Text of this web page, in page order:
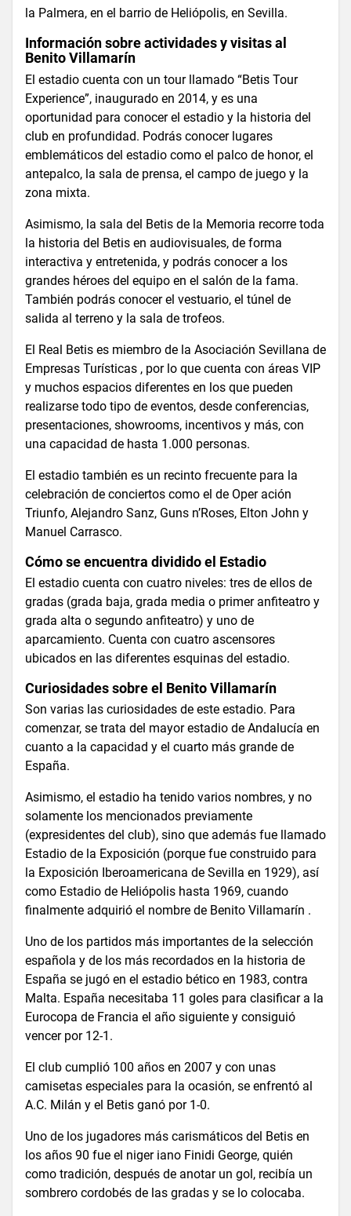
la Palmera, en el barrio de Heliópolis, en Sevilla.
Información sobre actividades y visitas al
Benito Villamarín
El estadio cuenta con un tour llamado “Betis Tour
Experience”, inaugurado en 2014, y es una
oportunidad para conocer el estadio y la historia del
club en profundidad. Podrás conocer lugares
emblemáticos del estadio como el palco de honor, el
antepalco, la sala de prensa, el campo de juego y la
zona mixta.
Asimismo, la sala del Betis de la Memoria recorre toda
la historia del Betis en audiovisuales, de forma
interactiva y entretenida, y podrás conocer a los
grandes héroes del equipo en el salón de la fama.
También podrás conocer el vestuario, el túnel de
salida al terreno y la sala de trofeos.
El Real Betis es miembro de la Asociación Sevillana de
Empresas Turísticas , por lo que cuenta con áreas VIP
y muchos espacios diferentes en los que pueden
realizarse todo tipo de eventos, desde conferencias,
presentaciones, showrooms, incentivos y más, con
una capacidad de hasta 1.000 personas.
El estadio también es un recinto frecuente para la
celebración de conciertos como el de Oper ación
Triunfo, Alejandro Sanz, Guns n’Roses, Elton John y
Manuel Carrasco.
Cómo se encuentra dividido el Estadio
El estadio cuenta con cuatro niveles: tres de ellos de
gradas (grada baja, grada media o primer anfiteatro y
grada alta o segundo anfiteatro) y uno de
aparcamiento. Cuenta con cuatro ascensores
ubicados en las diferentes esquinas del estadio.
Curiosidades sobre el Benito Villamarín
Son varias las curiosidades de este estadio. Para
comenzar, se trata del mayor estadio de Andalucía en
cuanto a la capacidad y el cuarto más grande de
España.
Asimismo, el estadio ha tenido varios nombres, y no
solamente los mencionados previamente
(expresidentes del club), sino que además fue llamado
Estadio de la Exposición (porque fue construido para
la Exposición Iberoamericana de Sevilla en 1929), así
como Estadio de Heliópolis hasta 1969, cuando
finalmente adquirió el nombre de Benito Villamarín .
Uno de los partidos más importantes de la selección
española y de los más recordados en la historia de
España se jugó en el estadio bético en 1983, contra
Malta. España necesitaba 11 goles para clasificar a la
Eurocopa de Francia el año siguiente y consiguió
vencer por 12-1.
El club cumplió 100 años en 2007 y con unas
camisetas especiales para la ocasión, se enfrentó al
A.C. Milán y el Betis ganó por 1-0.
Uno de los jugadores más carismáticos del Betis en
los años 90 fue el niger iano Finidi George, quién
como tradición, después de anotar un gol, recibía un
sombrero cordobés de las gradas y se lo colocaba.